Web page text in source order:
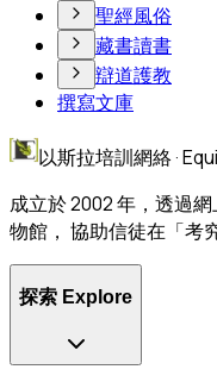
聖經風俗
藏書讀書
辯道護教
撰寫文庫
以斯拉培訓網絡 ·
成立於 2002 年，透過
物館， 協助信徒在「考
探索 Explore